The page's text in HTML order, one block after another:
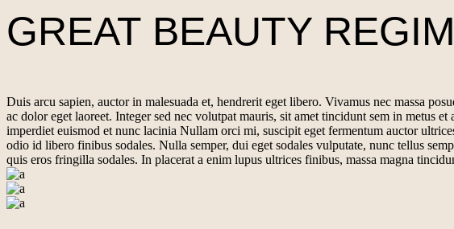
GREAT BEAUTY
Duis arcu sapien, auctor in malesuada et, hendrerit eget libero. Vivamus nec massa
ac dolor eget laoreet. Integer sed nec volutpat mauris, sit amet tincidunt sem in metus
imperdiet euismod et nunc lacinia Nullam orci mi, suscipit eget fermentum auctor
odio id libero finibus sodales. Nulla semper, dui eget sodales vulputate, nunc tellus
quis eros fringilla sodales. In placerat a enim lupus ultrices finibus, massa magna